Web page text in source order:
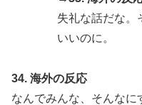
失礼な話だな。
いいのに。
34. 海外の反応
なんでみんな、そんな